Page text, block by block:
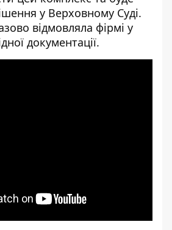
у Верховному Суді.
відмовляла фірмі у
документації.